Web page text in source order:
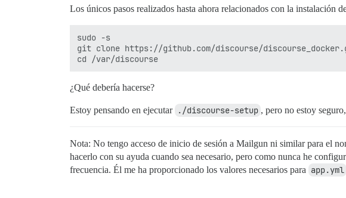
Los únicos pasos realizados hasta ahora relacionados con la instalación
sudo -s
git clone https://github.com/discourse/
¿Qué debería hacerse?
Estoy pensando en ejecutar ./discourse-setup , pero no estoy
Nota: No tengo acceso de inicio de sesión a Mailgun ni similar para el
hacerlo con su ayuda cuando sea necesario, pero como nunca he
frecuencia. Él me ha proporcionado los valores necesarios para app.yml